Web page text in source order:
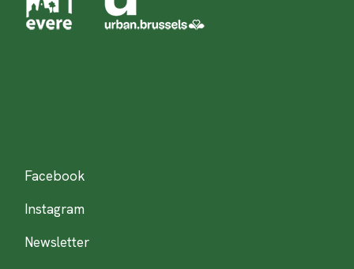
Facebook
Instagram
Newsletter